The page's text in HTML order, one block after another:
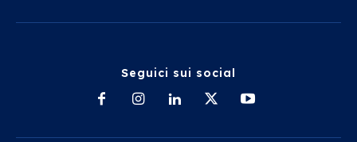
Seguici sui social